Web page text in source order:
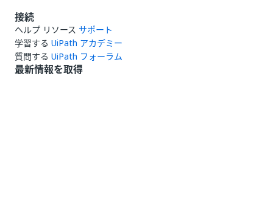
接続
ヘルプ リソース サポート
学習する UiPath アカデミー
質問する UiPath フォーラム
最新情報を取得